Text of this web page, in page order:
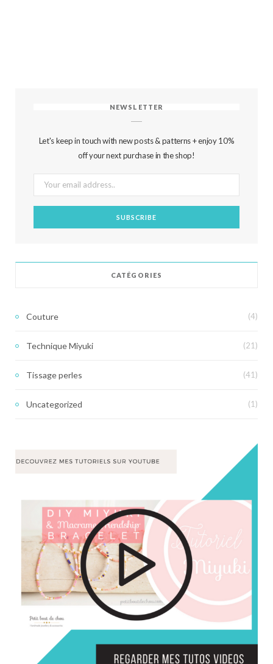
NEWSLETTER
Let's keep in touch with new posts & patterns + enjoy 10%
off your next purchase in the shop!
CATÉGORIES
Couture (4)
Technique Miyuki (21)
Tissage perles (41)
Uncategorized (1)